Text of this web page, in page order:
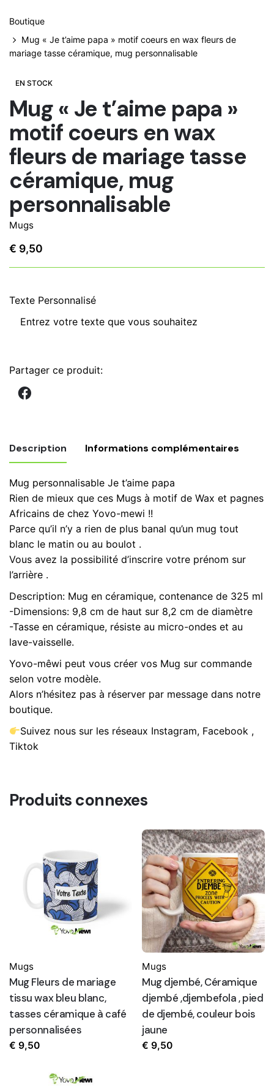
Boutique
Mug « Je t’aime papa » motif coeurs en wax fleurs de
mariage tasse céramique, mug personnalisable
EN STOCK
Mug « Je t’aime papa »
motif coeurs en wax
fleurs de mariage tasse
céramique, mug
personnalisable
Mugs
€ 9,50
Texte Personnalisé
Partager ce produit:
Description Informations complémentaires
Mug personnalisable Je t’aime papa
Rien de mieux que ces Mugs à motif de Wax et pagnes
Africains de chez Yovo-mewi !!
Parce qu’il n’y a rien de plus banal qu’un mug tout
blanc le matin ou au boulot .
Vous avez la possibilité d’inscrire votre prénom sur
l’arrière .
Description: Mug en céramique, contenance de 325 ml
-Dimensions: 9,8 cm de haut sur 8,2 cm de diamètre
-Tasse en céramique, résiste au micro-ondes et au
lave-vaisselle.
Yovo-mêwi peut vous créer vos Mug sur commande
selon votre modèle.
Alors n’hésitez pas à réserver par message dans notre
boutique.
Suivez nous sur les réseaux Instagram, Facebook ,
Tiktok
Poids
Produits connexes
Mugs
Mug Fleurs de mariage
tissu wax bleu blanc,
tasses céramique à café
personnalisées
€ 9,50
Mugs
Mug djembé, Céramique
djembé ,djembefola , pied
de djembé, couleur bois
jaune
€ 9,50